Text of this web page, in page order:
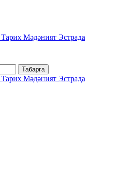
Тарих Мәдәният Эстрада
Табарга
Тарих Мәдәният Эстрада